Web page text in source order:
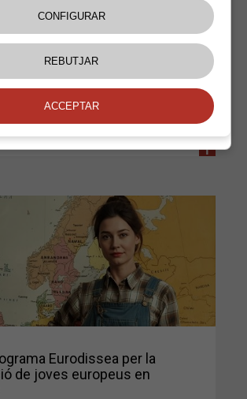
la realitat ocupacional i
de la zona d’intervenció.
+
Eurodissea per la
de joves europeus en